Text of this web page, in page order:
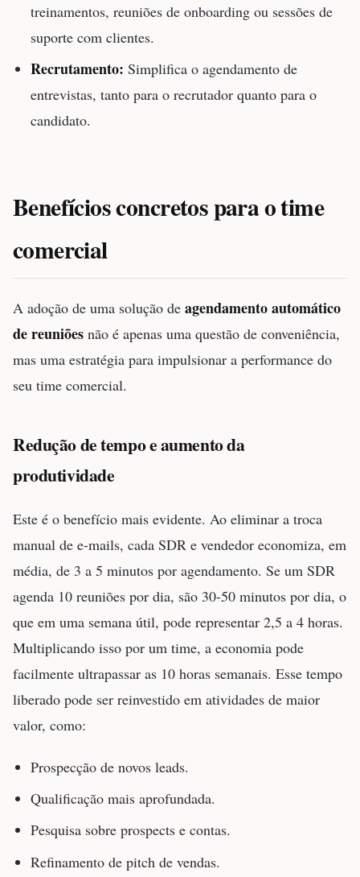
treinamentos, reuniões de onboarding ou sessões de
suporte com clientes.
Recrutamento: Simplifica o agendamento de
entrevistas, tanto para o recrutador quanto para o
candidato.
Benefícios concretos para o time
comercial
A adoção de uma solução de agendamento automático
de reuniões não é apenas uma questão de conveniência,
mas uma estratégia para impulsionar a performance do
seu time comercial.
Redução de tempo e aumento da
produtividade
Este é o benefício mais evidente. Ao eliminar a troca
manual de e-mails, cada SDR e vendedor economiza, em
média, de 3 a 5 minutos por agendamento. Se um SDR
agenda 10 reuniões por dia, são 30-50 minutos por dia, o
que em uma semana útil, pode representar 2,5 a 4 horas.
Multiplicando isso por um time, a economia pode
facilmente ultrapassar as 10 horas semanais. Esse tempo
liberado pode ser reinvestido em atividades de maior
valor, como:
Prospecção de novos leads.
Qualificação mais aprofundada.
Pesquisa sobre prospects e contas.
Refinamento de pitch de vendas.